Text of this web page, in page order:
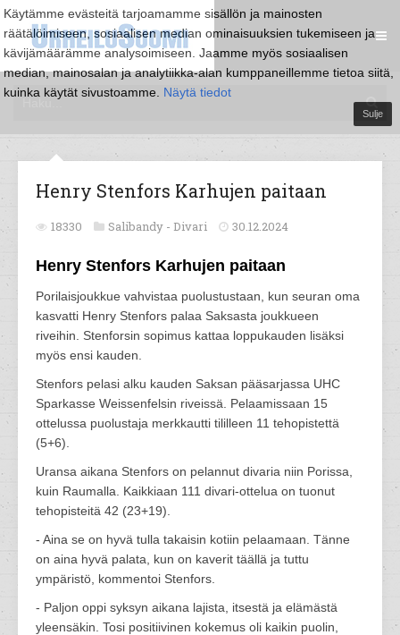
Käytämme evästeitä tarjoamamme sisällön ja mainosten
räätälöimiseen, sosiaalisen median ominaisuuksien tukemiseen ja
kävijämäärämme analysoimiseen. Jaamme myös sosiaalisen
median, mainosalan ja analytiikka-alan kumppaneillemme tietoa siitä,
kuinka käytät sivustoamme. Näytä tiedot
Sulje
Henry Stenfors Karhujen paitaan
18330 Salibandy - Divari 30.12.2024
Henry Stenfors Karhujen paitaan
Porilaisjoukkue vahvistaa puolustustaan, kun seuran oma
kasvatti Henry Stenfors palaa Saksasta joukkueen
riveihin. Stenforsin sopimus kattaa loppukauden lisäksi
myös ensi kauden.
Stenfors pelasi alku kauden Saksan pääsarjassa UHC
Sparkasse Weissenfelsin riveissä. Pelaamissaan 15
ottelussa puolustaja merkkautti tililleen 11 tehopistettä
(5+6).
Uransa aikana Stenfors on pelannut divaria niin Porissa,
kuin Raumalla. Kaikkiaan 111 divari-ottelua on tuonut
tehopisteitä 42 (23+19).
- Aina se on hyvä tulla takaisin kotiin pelaamaan. Tänne
on aina hyvä palata, kun on kaverit täällä ja tuttu
ympäristö, kommentoi Stenfors.
- Paljon oppi syksyn aikana lajista, itsestä ja elämästä
yleensäkin. Tosi positiivinen kokemus oli kaikin puolin,